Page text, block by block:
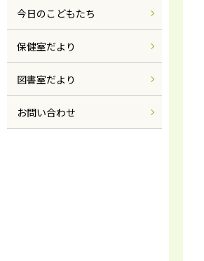
今日のこどもたち
保健室だより
図書室だより
お問い合わせ